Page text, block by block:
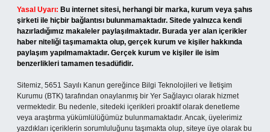
Yasal Uyarı: Bu internet sitesi, herhangi bir marka, kurum veya şahıs
şirketi ile hiçbir bağlantısı bulunmamaktadır. Sitede yalnızca kendi
hazırladığımız makaleler paylaşılmaktadır. Burada yer alan içerikler
haber niteliği taşımamakta olup, gerçek kurum ve kişiler hakkında
paylaşım yapılmamaktadır. Gerçek kurum ve kişiler ile isim
benzerlikleri tamamen tesadüfidir.
Sitemiz, 5651 Sayılı Kanun gereğince Bilgi Teknolojileri ve İletişim
Kurumu (BTK) tarafından onaylanmış bir Yer Sağlayıcı olarak hizmet
vermektedir. Bu nedenle, sitedeki içerikleri proaktif olarak denetleme
veya araştırma yükümlülüğümüz bulunmamaktadır. Ancak, üyelerimiz
yazdıkları içeriklerin sorumluluğunu taşımakta olup, siteye üye olarak bu